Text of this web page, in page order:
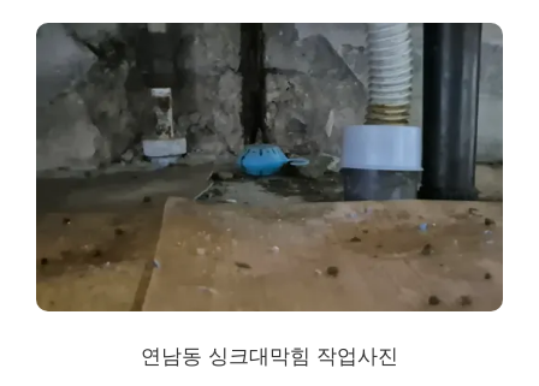
연남동 싱크대막힘 작업사진